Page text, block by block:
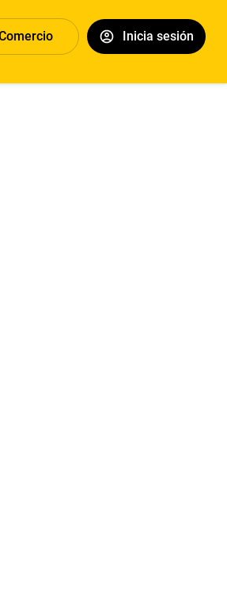
Inicia sesión